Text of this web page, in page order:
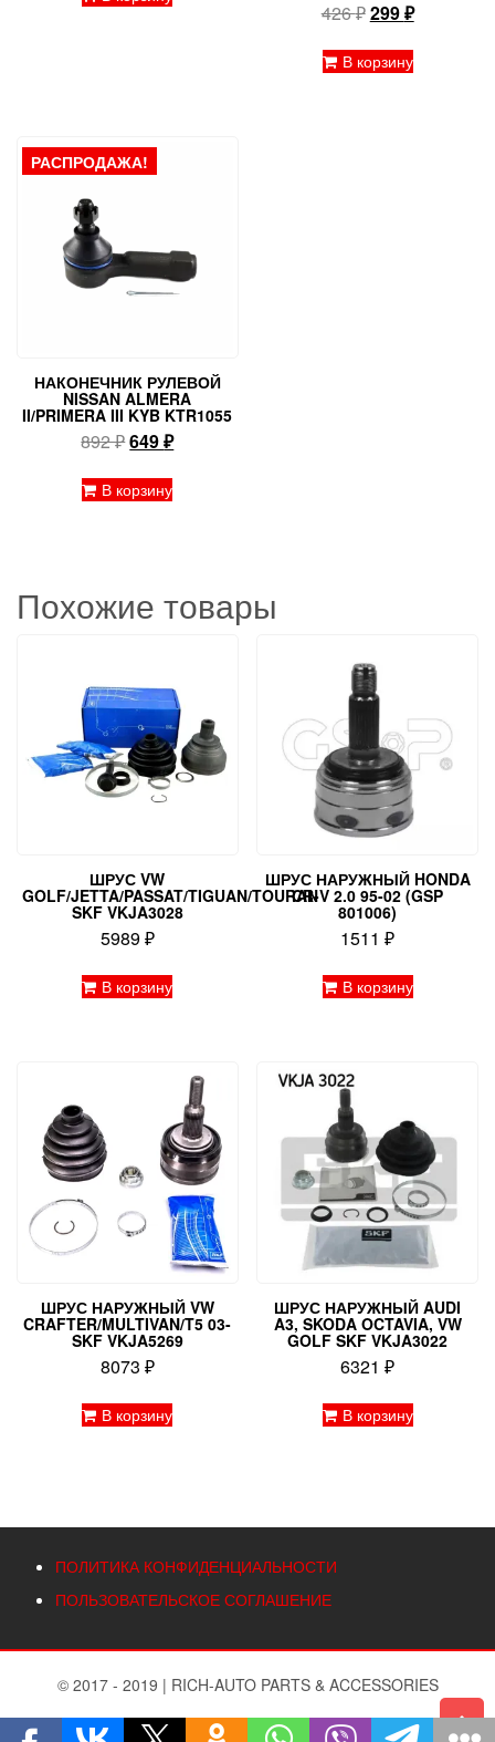
426₽
составляла
299₽Текущая
299 ₽.
В корзину
РАСПРОДАЖА!
НАКОНЕЧНИК РУЛЕВОЙ
NISSAN ALMERA
II/PRIMERA III KYB KTR1055
892₽Первоначальная
составляла
649₽Текущая
В корзину
Похожие товары
ШРУС VW
GOLF/JETTA/PASSAT/TIGUAN/TOURAN
SKF VKJA3028
5989₽
В корзину
ШРУС НАРУЖНЫЙ HONDA
CR-V 2.0 95-02 (GSP
801006)
1511₽
В корзину
ШРУС НАРУЖНЫЙ VW
CRAFTER/MULTIVAN/T5 03-
SKF VKJA5269
8073 ₽
В корзину
ШРУС НАРУЖНЫЙ AUDI
A3, SKODA OCTAVIA, VW
GOLF SKF VKJA3022
6321₽
В корзину
ПОЛИТИКА КОНФИДЕНЦИАЛЬНОСТИ
ПОЛЬЗОВАТЕЛЬСКОЕ СОГЛАШЕНИЕ
© 2017 - 2019 | RICH-AUTO PARTS & ACCESSORIES